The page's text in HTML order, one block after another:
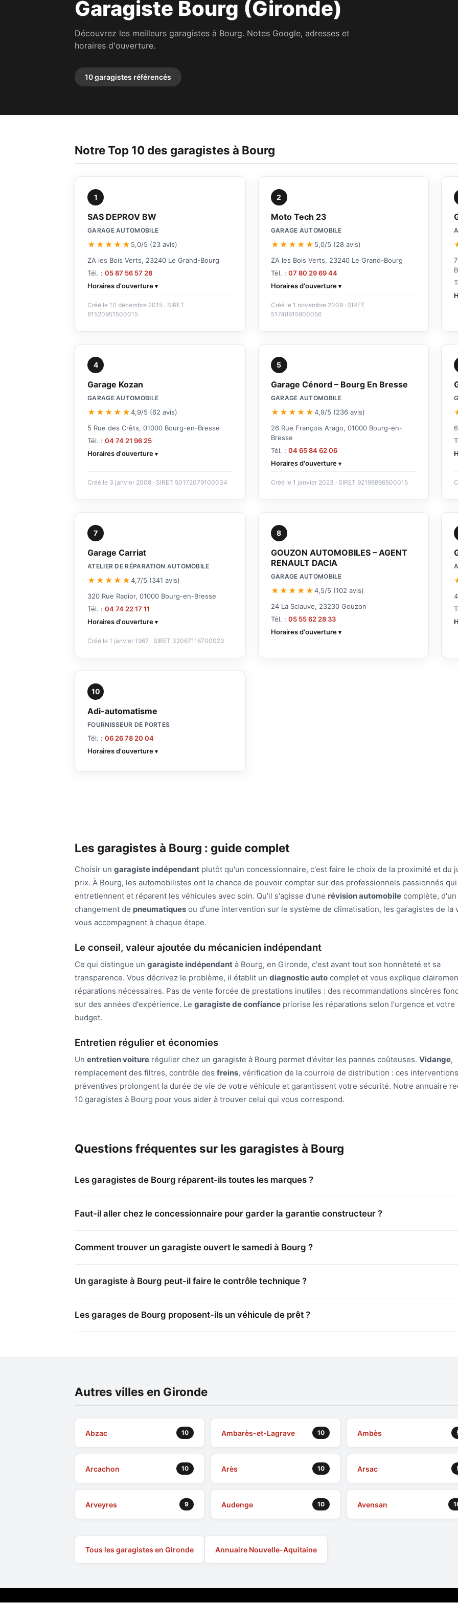
Garagiste Bourg (Gironde)
Découvrez les meilleurs garagistes à Bourg. Notes Google, adresses et
horaires d'ouverture.
10 garagistes référencés
Notre Top 10 des garagistes à Bourg
1
SAS DEPROV BW
GARAGE AUTOMOBILE
★★★★★ 5,0/5 (23 avis)
ZA les Bois Verts, 23240 Le Grand-Bourg
Tél. : 05 87 56 57 28
Horaires d'ouverture
Créé le 10 décembre 2015 · SIRET
81520951500015
2
Moto Tech 23
GARAGE AUTOMOBILE
★★★★★ 5,0/5 (28 avis)
ZA les Bois Verts, 23240 Le Grand-Bourg
Tél. : 07 80 29 69 44
Horaires d'ouverture
Créé le 1 novembre 2009 · SIRET
51748915900056
4
Garage Kozan
GARAGE AUTOMOBILE
★★★★★4,9/5 (62 avis)
5 Rue des Crêts, 01000 Bourg-en-Bresse
Tél. : 04 74 21 96 25
Horaires d'ouverture
Créé le 3 janvier 2008 · SIRET 50172079100034
5
Garage Cénord – Bourg En Bresse
GARAGE AUTOMOBILE
★★★★★4,9/5 (236 avis)
26 Rue François Arago, 01000 Bourg-en-
Bresse
Tél. : 04 65 84 62 06
Horaires d'ouverture
Créé le 1 janvier 2023 · SIRET 92196866500015
7
Garage Carriat
ATELIER DE RÉPARATION AUTOMOBILE
★★★★★4,7/5 (341 avis)
320 Rue Radior, 01000 Bourg-en-Bresse
Tél. : 04 74 22 17 11
Horaires d'ouverture
Créé le 1 janvier 1967 · SIRET 32067116700023
8
GOUZON AUTOMOBILES – AGENT
RENAULT DACIA
GARAGE AUTOMOBILE
★★★★★4,5/5 (102 avis)
24 La Sciauve, 23230 Gouzon
Tél. : 05 55 62 28 33
Horaires d'ouverture
10
Adi-automatisme
FOURNISSEUR DE PORTES
Tél. : 06 26 78 20 04
Horaires d'ouverture
Les garagistes à Bourg : guide complet
Choisir un garagiste indépendant plutôt qu'un concessionnaire, c'est faire le choix de la proximité et du
prix. À Bourg, les automobilistes ont la chance de pouvoir compter sur des professionnels passionnés qui
entretiennent et réparent les véhicules avec soin. Qu'il s'agisse d'une révision automobile complète, d'un
changement de pneumatiques ou d'une intervention sur le système de climatisation, les garagistes de la
vous accompagnent à chaque étape.
Le conseil, valeur ajoutée du mécanicien indépendant
Ce qui distingue un garagiste indépendant à Bourg, en Gironde, c'est avant tout son honnêteté et sa
transparence. Vous décrivez le problème, il établit un diagnostic auto complet et vous explique
réparations nécessaires. Pas de vente forcée de prestations inutiles : des recommandations sincères
sur des années d'expérience. Le garagiste de confiance priorise les réparations selon l'urgence et votre
budget.
Entretien régulier et économies
Un entretien voiture régulier chez un garagiste à Bourg permet d'éviter les pannes coûteuses. Vidange,
remplacement des filtres, contrôle des freins, vérification de la courroie de distribution : ces interventions
préventives prolongent la durée de vie de votre véhicule et garantissent votre sécurité. Notre annuaire
10 garagistes à Bourg pour vous aider à trouver celui qui vous correspond.
Questions fréquentes sur les garagistes à Bourg
Les garagistes de Bourg réparent-ils toutes les marques ?
Faut-il aller chez le concessionnaire pour garder la garantie constructeur ?
Comment trouver un garagiste ouvert le samedi à Bourg ?
Un garagiste à Bourg peut-il faire le contrôle technique ?
Les garages de Bourg proposent-ils un véhicule de prêt ?
Autres villes en Gironde
Abzac 10 Ambarès-et-Lagrave 10 Ambès
Arcachon 10 Arès 10 Arsac
Arveyres 9 Audenge 10 Avensan
Tous les garagistes en Gironde Annuaire Nouvelle-Aquitaine